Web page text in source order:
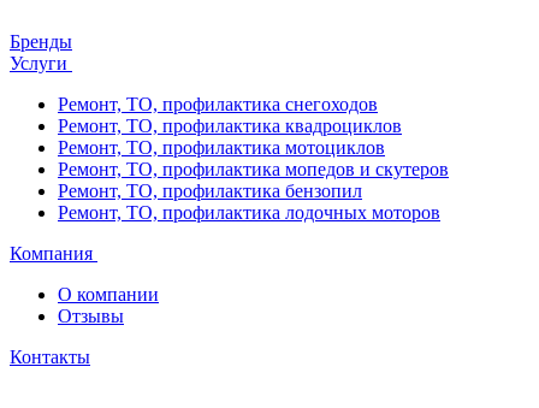
Бренды
Услуги
Ремонт, ТО, профилактика снегоходов
Ремонт, ТО, профилактика квадроциклов
Ремонт, ТО, профилактика мотоциклов
Ремонт, ТО, профилактика мопедов и скутеров
Ремонт, ТО, профилактика бензопил
Ремонт, ТО, профилактика лодочных моторов
Компания
О компании
Отзывы
Контакты